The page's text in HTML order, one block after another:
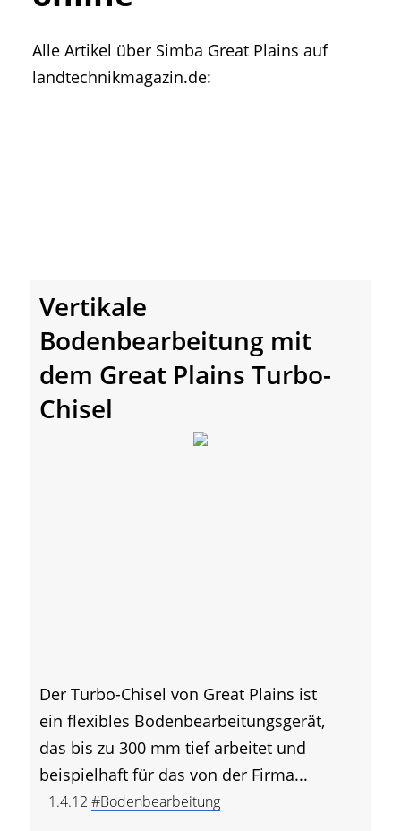
• Messen und Veranstaltungen
• Mitteilung der Redaktion
Alle Artikel über Simba Great Plains auf
landtechnikmagazin.de:
Vertikale
Bodenbearbeitung mit
dem Great Plains Turbo-
Chisel
Der Turbo-Chisel von Great Plains ist
ein flexibles Bodenbearbeitungsgerät,
das bis zu 300 mm tief arbeitet und
beispielhaft für das von der Firma...
1.4.12 #Bodenbearbeitung